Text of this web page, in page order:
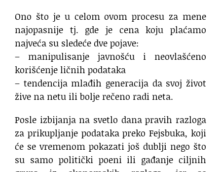
Ono što je u celom ovom procesu za mene
najopasnije tj. gde je cena koju plaćamo
najveća su sledeće dve pojave:
– manipulisanje javnošću i neovlašćeno
korišćenje ličnih podataka
– tendencija mlađih generacija da svoj život
žive na netu ili bolje rečeno radi neta.
Posle izbijanja na svetlo dana pravih razloga
za prikupljanje podataka preko Fejsbuka, koji
će se vremenom pokazati još dublji nego što
su samo politički poeni ili gađanje ciljnih